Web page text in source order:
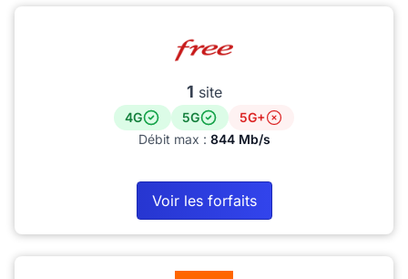
1 site
4G 5G
5G+
Débit max : 844 Mb/s
Voir les forfaits